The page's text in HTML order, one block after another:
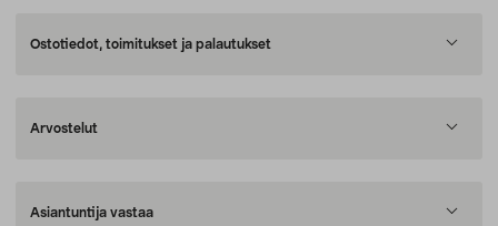
Ostotiedot, toimitukset ja palautukset
Arvostelut
Asiantuntija vastaa